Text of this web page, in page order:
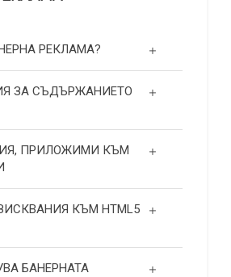
РЕКЛАМА?
ЗА СЪДЪРЖАНИЕТО
ПРИЛОЖИМИ КЪМ
КЪМ HTML5
БАНЕРНАТА